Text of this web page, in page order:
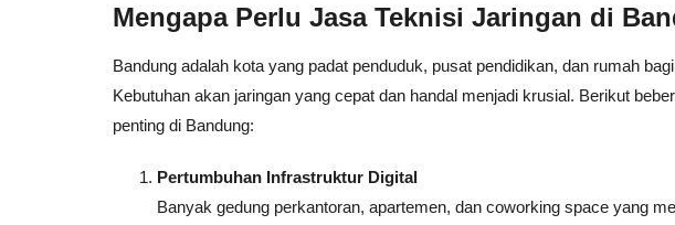
Mengapa Perlu Jasa Teknisi Jaringan di
Bandung adalah kota yang padat penduduk, pusat pendidikan, dan rumah
Kebutuhan akan jaringan yang cepat dan handal menjadi krusial. Berikut
penting di Bandung:
Pertumbuhan Infrastruktur Digital
Banyak gedung perkantoran, apartemen, dan coworking space yang